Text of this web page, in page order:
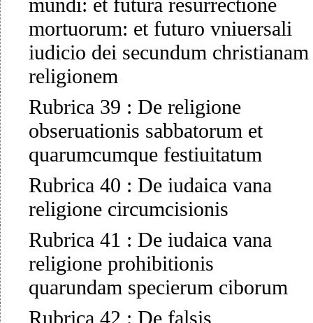
mundi: et futura resurrectione
mortuorum: et futuro vniuersali
iudicio dei secundum christianam
religionem
Rubrica 39 : De religione
obseruationis sabbatorum et
quarumcumque festiuitatum
Rubrica 40 : De iudaica vana
religione circumcisionis
Rubrica 41 : De iudaica vana
religione prohibitionis
quarundam specierum ciborum
Rubrica 42 : De falsis